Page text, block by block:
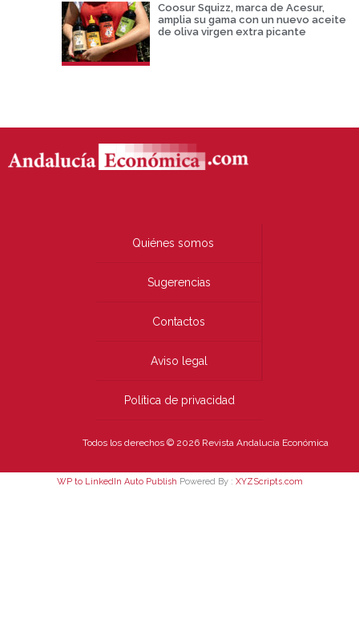
Coosur Squizz, marca de Acesur,
amplia su gama con un nuevo aceite
de oliva virgen extra picante
Quiénes somos
Sugerencias
Contactos
Aviso legal
Política de privacidad
Todos los derechos © 2026 Revista Andalucía Económica
WP to LinkedIn Auto Publish Powered By : XYZScripts.com